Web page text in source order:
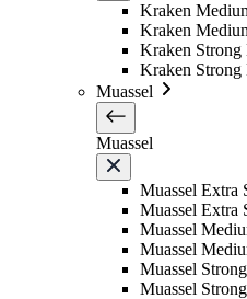
Kraken
Kraken
Kraken Strong
Kraken Strong
Muassel
Muassel
Muassel Extra
Muassel Extra
Muassel
Muassel
Muassel
Muassel